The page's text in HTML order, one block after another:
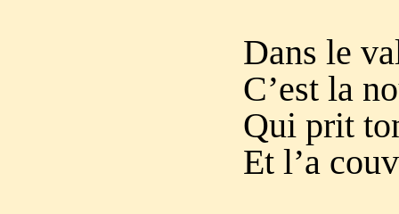
Dans le
C’est la
Qui prit
Et l’a